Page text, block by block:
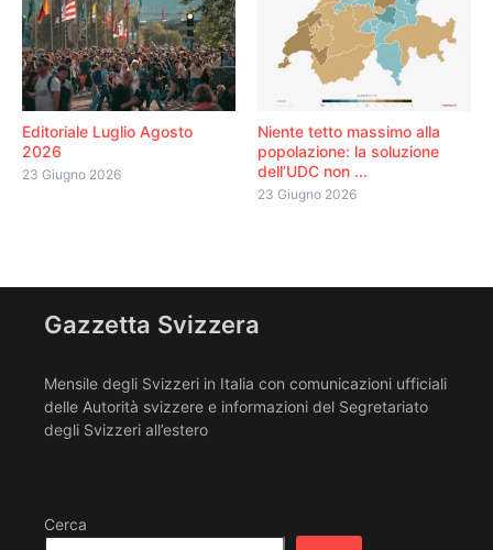
Editoriale Luglio Agosto
2026
23 Giugno 2026
Niente tetto massimo alla
popolazione: la soluzione
dell’UDC non ...
23 Giugno 2026
Gazzetta Svizzera
Mensile degli Svizzeri in Italia con comunicazioni ufficiali
delle Autorità svizzere e informazioni del Segretariato
degli Svizzeri all’estero
Cerca